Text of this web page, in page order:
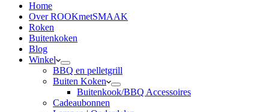
Home
Over ROOKmetSMAAK
Roken
Buitenkoken
Blog
Winkel
BBQ en pelletgrill
Buiten Koken
Buitenkook/BBQ Accessoires
Cadeaubonnen